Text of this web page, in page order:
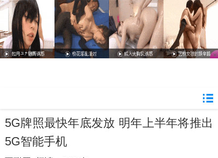
5G牌照最快年底发放 明年上半年将推出
5G智能手机